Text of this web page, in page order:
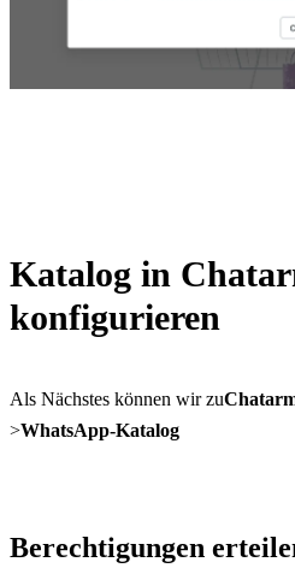
Katalog in
konfigurieren
Als Nächstes können wir zu
>WhatsApp-Katalog
Berechtigungen